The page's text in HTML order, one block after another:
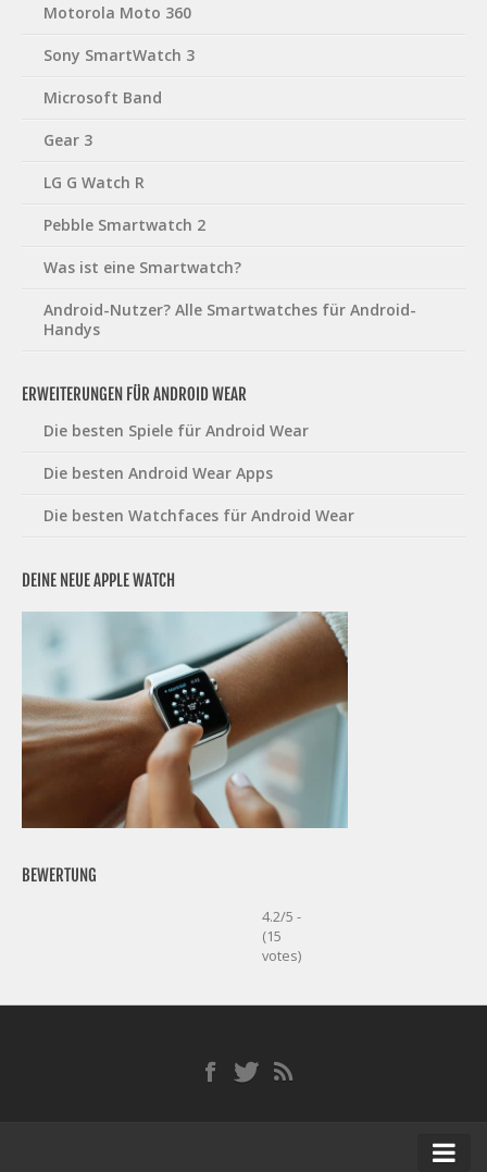
Motorola Moto 360
Sony SmartWatch 3
Microsoft Band
Gear 3
LG G Watch R
Pebble Smartwatch 2
Was ist eine Smartwatch?
Android-Nutzer? Alle Smartwatches für Android-
Handys
ERWEITERUNGEN FÜR ANDROID WEAR
Die besten Spiele für Android Wear
Die besten Android Wear Apps
Die besten Watchfaces für Android Wear
DEINE NEUE APPLE WATCH
BEWERTUNG
4.2/5 -
(15
votes)